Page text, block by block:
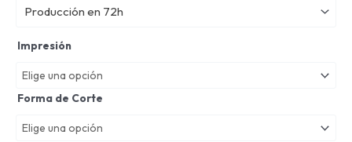
Producción en 72h
Impresión
Forma de Corte